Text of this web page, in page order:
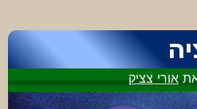
אורי צציק